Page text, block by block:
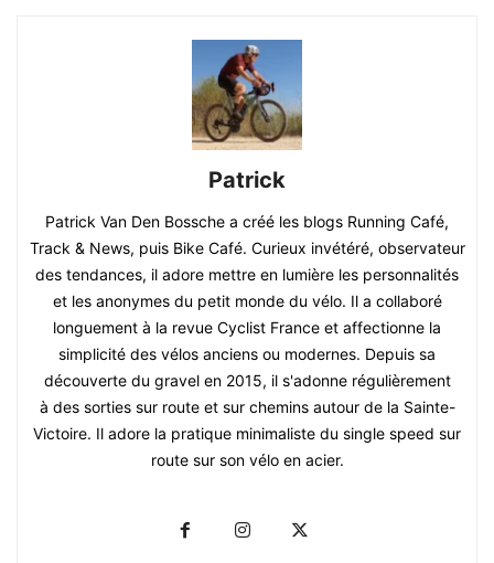
Patrick
Patrick Van Den Bossche a créé les blogs Running Café,
Track & News, puis Bike Café. Curieux invétéré, observateur
des tendances, il adore mettre en lumière les personnalités
et les anonymes du petit monde du vélo. Il a collaboré
longuement à la revue Cyclist France et affectionne la
simplicité des vélos anciens ou modernes. Depuis sa
découverte du gravel en 2015, il s'adonne régulièrement
à des sorties sur route et sur chemins autour de la Sainte-
Victoire. Il adore la pratique minimaliste du single speed sur
route sur son vélo en acier.